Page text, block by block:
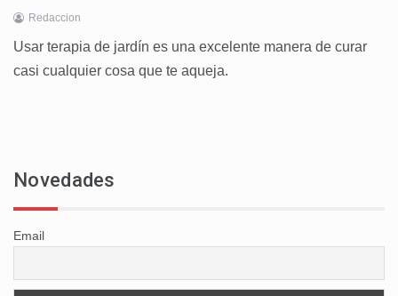
Redaccion
Usar terapia de jardín es una excelente manera de curar
casi cualquier cosa que te aqueja.
Novedades
Email